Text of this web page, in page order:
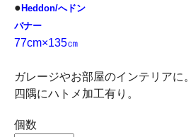
●Heddon/へドン
バナー
77cm×135㎝
ガレージやお部屋のインテリアに
四隅にハトメ加工有り。
個数